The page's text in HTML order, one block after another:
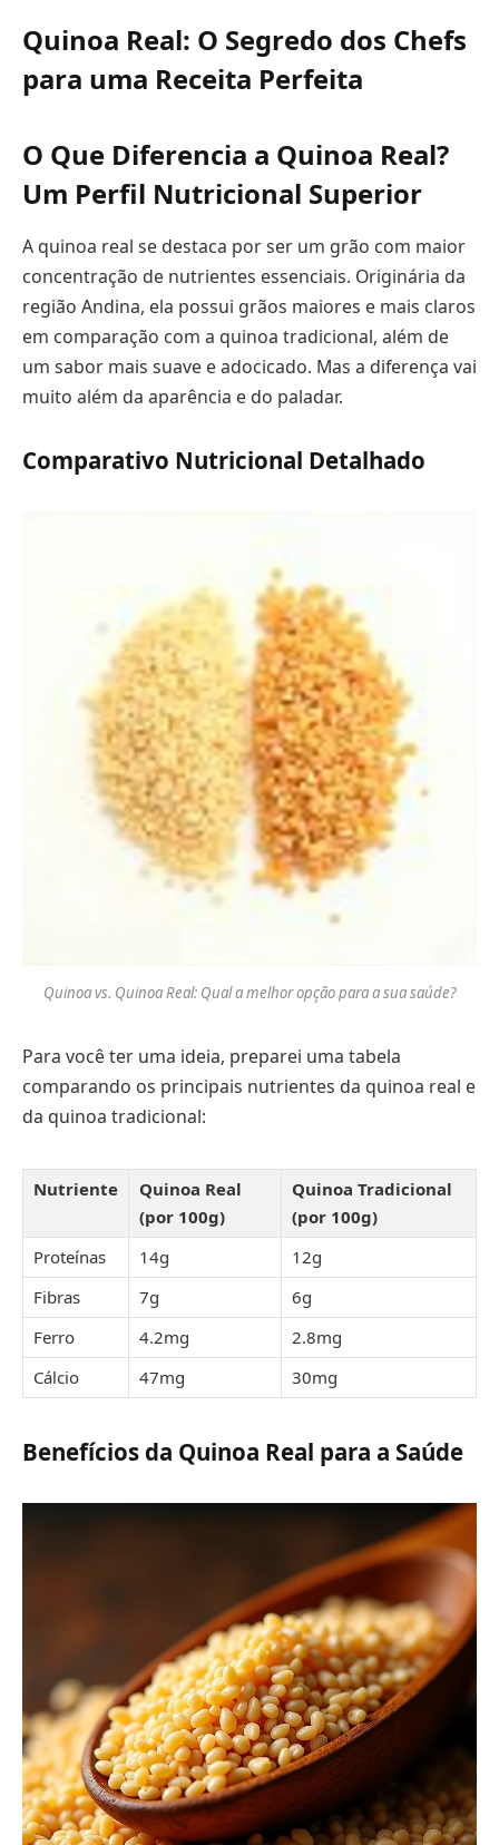
Quinoa Real: O Segredo dos Chefs
para uma Receita Perfeita
O Que Diferencia a Quinoa Real?
Um Perfil Nutricional Superior
A quinoa real se destaca por ser um grão com maior
concentração de nutrientes essenciais. Originária da
região Andina, ela possui grãos maiores e mais claros
em comparação com a quinoa tradicional, além de
um sabor mais suave e adocicado. Mas a diferença vai
muito além da aparência e do paladar.
Comparativo Nutricional Detalhado
Quinoa vs. Quinoa Real: Qual a melhor opção para a sua saúde?
Para você ter uma ideia, preparei uma tabela
comparando os principais nutrientes da quinoa real e
da quinoa tradicional:
Nutriente
Quinoa Real
(por 100g)
Quinoa Tradicional
(por 100g)
Proteínas
14g
12g
Fibras
7g
6g
Ferro
4.2mg
2.8mg
Cálcio
47mg 30mg
Benefícios da Quinoa Real para a Saúde